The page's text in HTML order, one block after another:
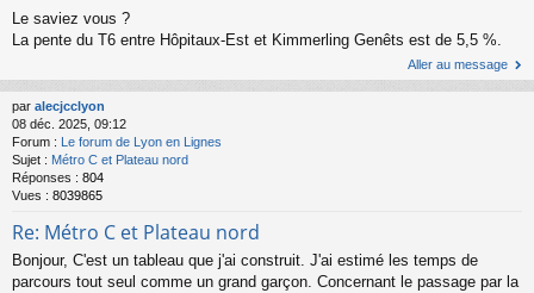
Le saviez vous ?
La pente du T6 entre Hôpitaux-Est et Kimmerling Genêts est de 5,5 %.
Aller au message
par alecjcclyon
08 déc. 2025, 09:12
Forum :
Le forum de Lyon en Lignes
Sujet : Métro C et Plateau nord
Réponses : 804
Vues : 8039865
Re: Métro C et Plateau nord
Bonjour, C'est un tableau que j'ai construit. J'ai estimé les temps de
parcours tout seul comme un grand garçon. Concernant le passage par la